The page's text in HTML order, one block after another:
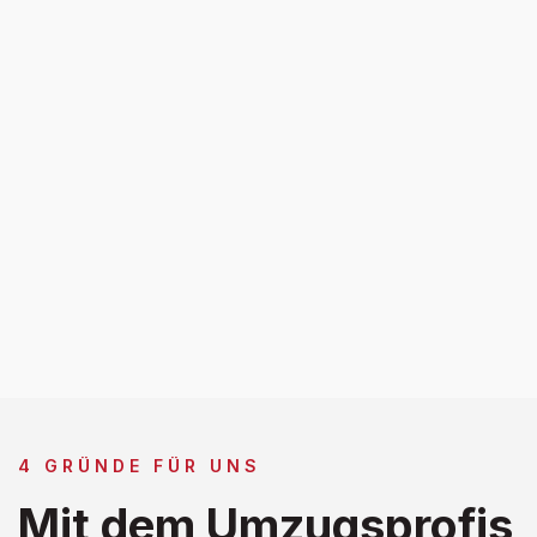
4 GRÜNDE FÜR UNS
Mit dem Umzugsprofis